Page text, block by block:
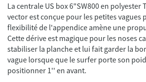
La centrale US box 6"SW800 en polyester
vector est conçue pour les petites vagues
flexibilité de l'appendice amène une
Cette dérive est magique pour les noses
stabiliser la planche et lui fait garder la
vague lorsque que le surfer porte son
positionner 1'' en avant.